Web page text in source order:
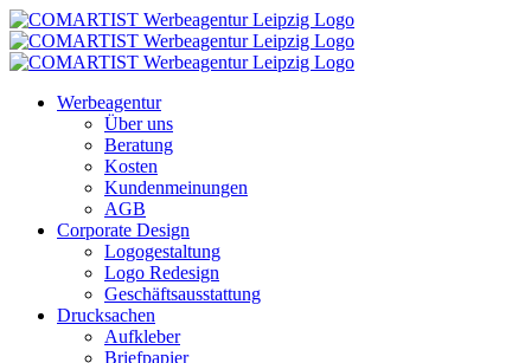
Zum
Inhalt
springen
Werbeagentur
Über uns
Beratung
Kosten
Kundenmeinungen
AGB
Corporate Design
Logogestaltung
Logo Redesign
Geschäftsausstattung
Drucksachen
Aufkleber
Briefpapier